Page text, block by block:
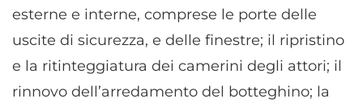
esterne e interne, comprese le porte delle
uscite di sicurezza, e delle finestre; il ripristino
e la ritinteggiatura dei camerini degli attori; il
rinnovo dell’arredamento del botteghino; la